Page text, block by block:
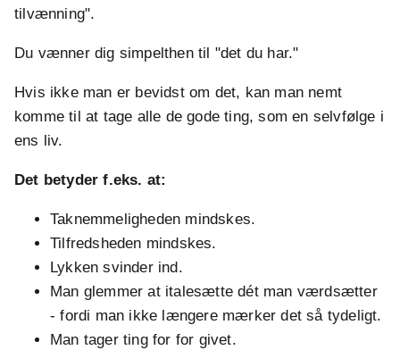
tilvænning".
Du vænner dig simpelthen til "det du har."
Hvis ikke man er bevidst om det, kan man nemt
komme til at tage alle de gode ting, som en selvfølge i
ens liv.
Det betyder f.eks. at:
Taknemmeligheden mindskes.
Tilfredsheden mindskes.
Lykken svinder ind.
Man glemmer at italesætte dét man værdsætter
- fordi man ikke længere mærker det så tydeligt.
Man tager ting for for givet.